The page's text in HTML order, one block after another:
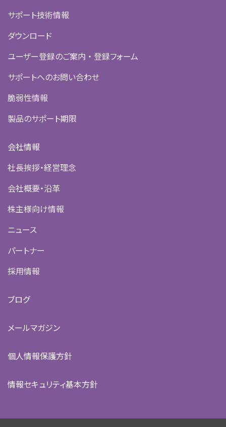
サポート技術情報
ダウンロード
ユーザー登録のご案内 ・ 登録フォーム
サポートへのお問い合わせ
脆弱性情報
製品のサポート期限
会社情報
社長挨拶・経営理念
会社概要・沿革
株主様向け情報
ニュース
パートナー
採用情報
ブログ
メールマガジン
個人情報保護方針
情報セキュリティ基本方針